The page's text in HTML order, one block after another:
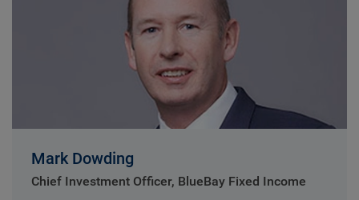
Mark Dowding
Chief Investment Officer, BlueBay Fixed Income